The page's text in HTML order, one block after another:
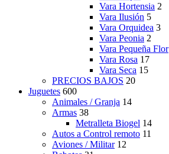
Vara Hortensia 2
Vara Ilusión 5
Vara Orquidea 3
Vara Peonia 2
Vara Pequeña Flor
Vara Rosa 17
Vara Seca 15
PRECIOS BAJOS 20
Juguetes 600
Animales / Granja 14
Armas 38
Metralleta Biogel 14
Autos a Control remoto 11
Aviones / Militar 12